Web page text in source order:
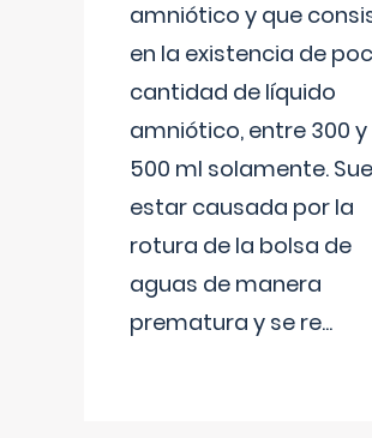
amniótico y que
en la existencia de
cantidad de líquido
amniótico, entre 300 y
500 ml solamente.
estar causada por la
rotura de la bolsa de
aguas de manera
prematura y se re...